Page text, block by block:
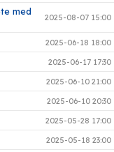
med
2025-08-07 15:00
2025-06-18 18:00
2025-06-17 17:30
2025-06-10 21:00
2025-06-10 20:30
2025-05-28 17:00
2025-05-18 23:00